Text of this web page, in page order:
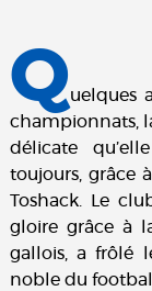
Quelques
championnats,
délicate
toujours, grâce
Toshack. Le
gloire grâce à
gallois, a frôlé
noble du